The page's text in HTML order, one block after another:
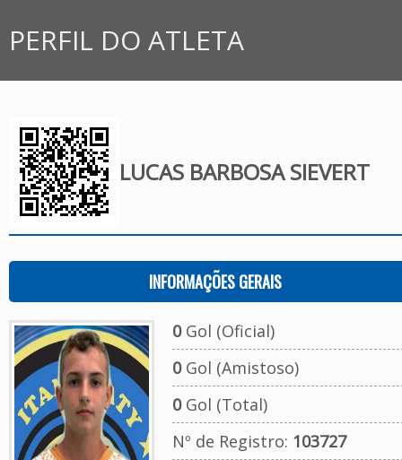
PERFIL DO ATLETA
LUCAS BARBOSA SIEVERT
INFORMAÇÕES GERAIS
0Gol (Oficial)
0Gol (Amistoso)
0Gol (Total)
Nº de Registro: 103727